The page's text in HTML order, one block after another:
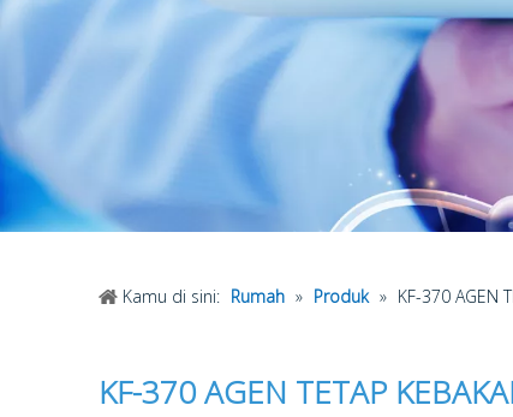
Kamu di sini: Rumah » Produk » KF-370 AGEN
KF-370 AGEN TETAP